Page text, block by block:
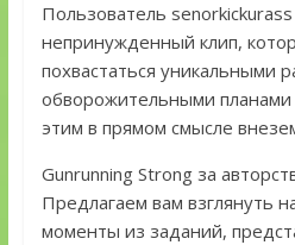
Пользователь
непринужденный клип,
похвастаться уникальными
обворожительными планами
этим в прямом смысле
Gunrunning Strong за
Предлагаем вам взглянуть
моменты из заданий,